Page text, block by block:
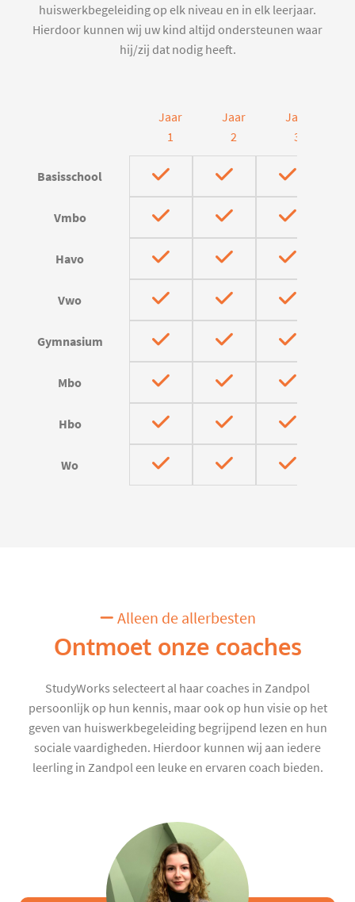
huiswerkbegeleiding op elk niveau en in elk leerjaar.
Hierdoor kunnen wij uw kind altijd ondersteunen waar
hij/zij dat nodig heeft.
Jaar
1
Jaar
2
Jaar
3
Basisschool
Vmbo
Havo
Vwo
Gymnasium
Mbo
Hbo
Wo
Alleen de allerbesten
Ontmoet onze coaches
StudyWorks selecteert al haar coaches in Zandpol
persoonlijk op hun kennis, maar ook op hun visie op het
geven van huiswerkbegeleiding begrijpend lezen en hun
sociale vaardigheden. Hierdoor kunnen wij aan iedere
leerling in Zandpol een leuke en ervaren coach bieden.